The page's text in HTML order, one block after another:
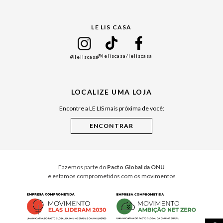
Cuidados Casa
LE LIS CASA
@leliscasa@leliscasa/leliscasa
LOCALIZE UMA LOJA
Encontre a LE LIS mais próxima de você:
Fazemos parte do Pacto Global da ONU
e estamos comprometidos com os movimentos